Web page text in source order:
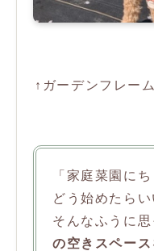
↑ガーデンフレー
「家庭菜園に
どう始めたら
そんなふうに思
の空きスペース